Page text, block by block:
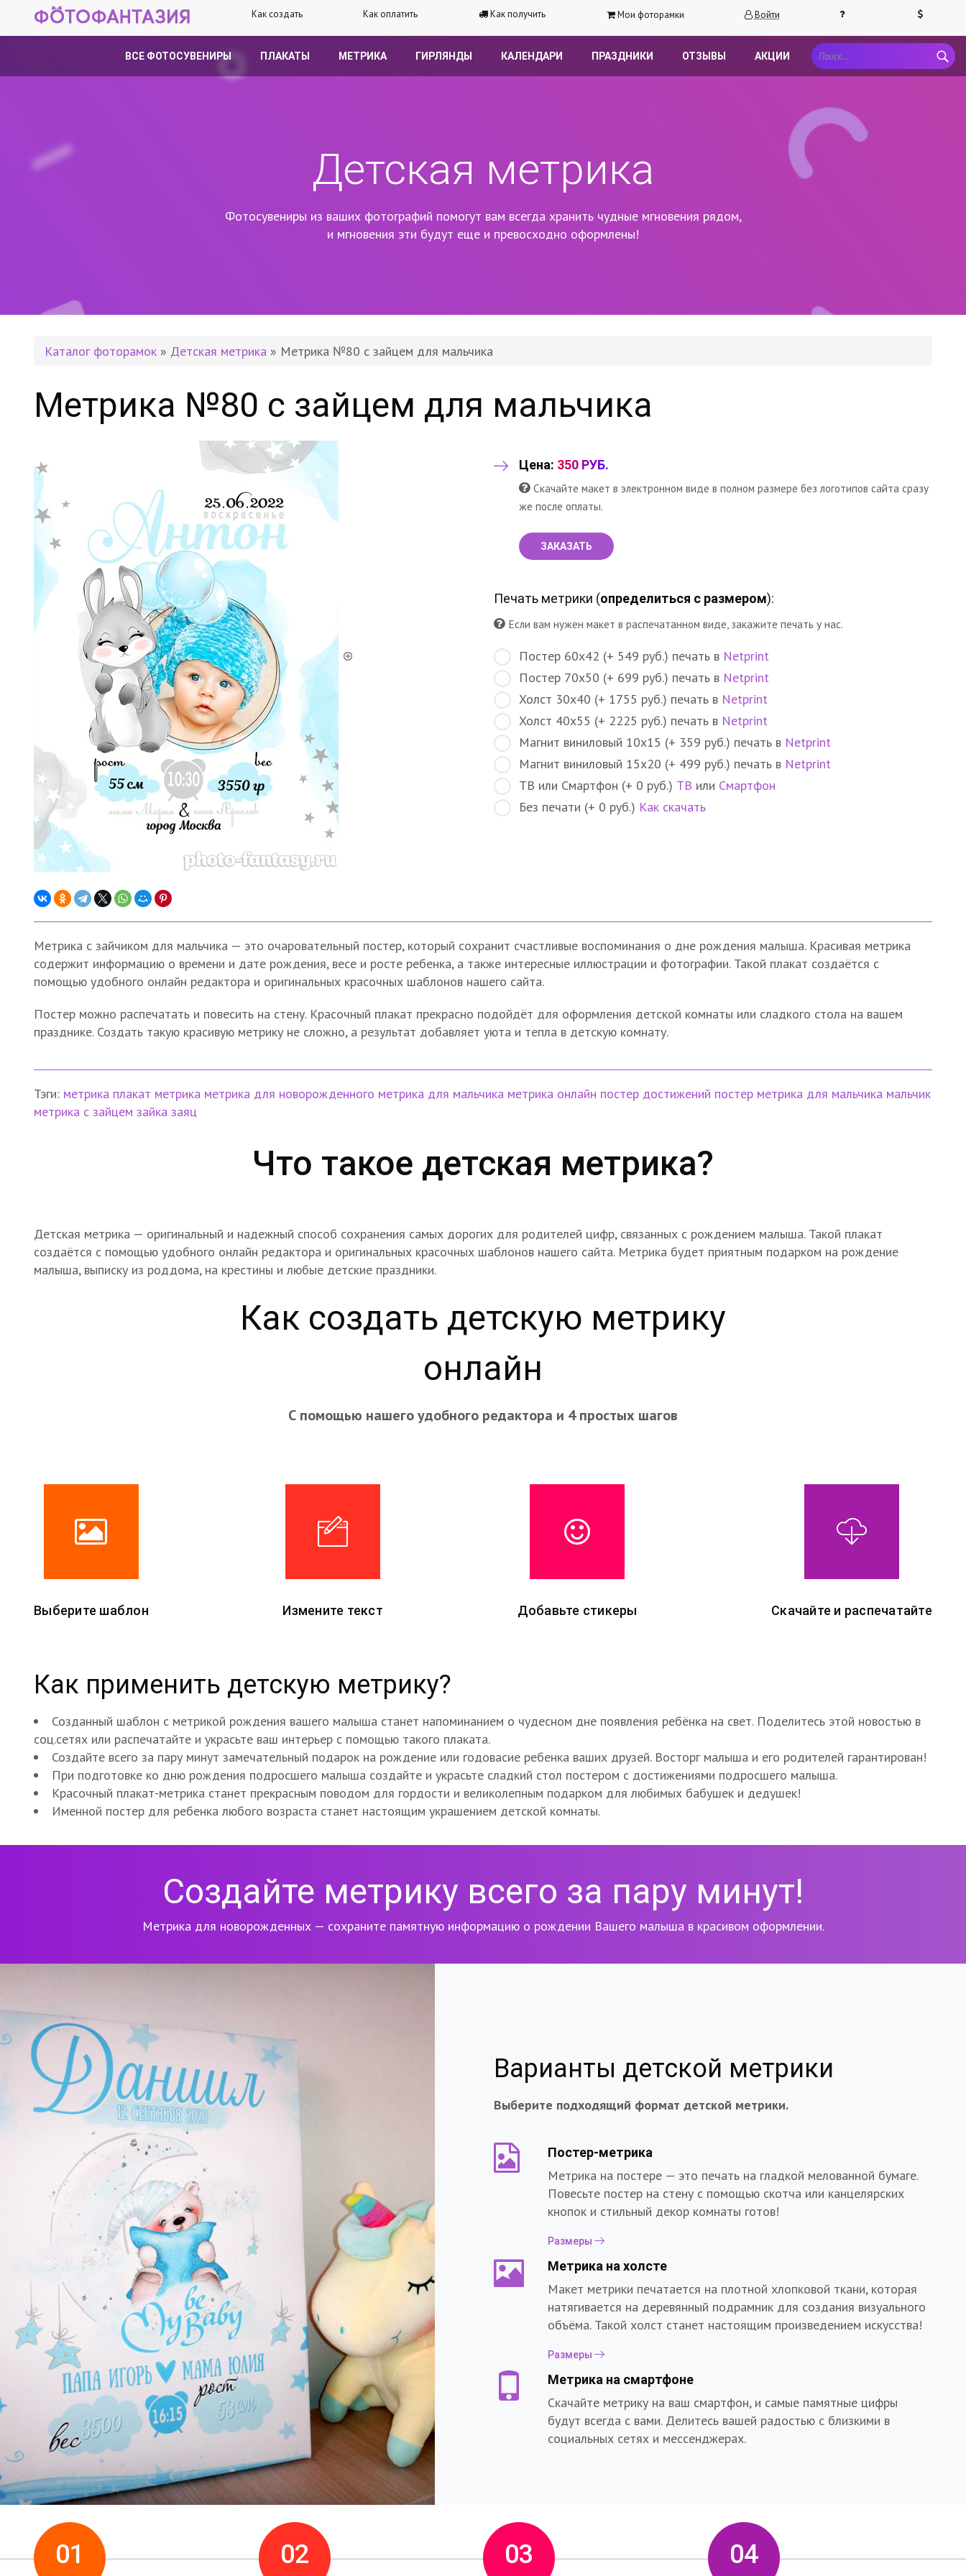
Как создать Как оплатить Как получить Мои фоторамки Войти
ВСЕ ФОТОСУВЕНИРЫ ПЛАКАТЫ МЕТРИКА ГИРЛЯНДЫ КАЛЕНДАРИ ПРАЗДНИКИ ОТЗЫВЫ АКЦИИ
Детская метрика
Фотосувениры из ваших фотографий помогут вам всегда хранить чудные мгновения рядом,
и мгновения эти будут еще и превосходно оформлены!
Каталог фоторамок » Детская метрика » Метрика №80 с зайцем для мальчика
Метрика №80 с зайцем для мальчика
Цена: 350 РУБ.
Скачайте макет в электронном виде в полном размере без логотипов сайта сразу
же после оплаты.
ЗАКАЗАТЬ
Печать метрики (определиться с размером):
Если вам нужен макет в распечатанном виде, закажите печать у нас.
Постер 60х42 (+ 549 руб.) печать в Netprint
Постер 70х50 (+ 699 руб.) печать в Netprint
Холст 30х40 (+ 1755 руб.) печать в Netprint
Холст 40х55 (+ 2225 руб.) печать в Netprint
Магнит виниловый 10х15 (+ 359 руб.) печать в Netprint
Магнит виниловый 15х20 (+ 499 руб.) печать в Netprint
ТВ или Смартфон (+ 0 руб.) ТВ или Смартфон
Без печати (+ 0 руб.) Как скачать
Метрика с зайчиком для мальчика — это очаровательный постер, который сохранит счастливые воспоминания о дне рождения малыша. Красивая метрика
содержит информацию о времени и дате рождения, весе и росте ребенка, а также интересные иллюстрации и фотографии. Такой плакат создаётся с
помощью удобного онлайн редактора и оригинальных красочных шаблонов нашего сайта.
Постер можно распечатать и повесить на стену. Красочный плакат прекрасно подойдёт для оформления детской комнаты или сладкого стола на вашем
празднике. Создать такую красивую метрику не сложно, а результат добавляет уюта и тепла в детскую комнату.
Тэги: метрика плакат метрика метрика для новорожденного метрика для мальчика метрика онлайн постер достижений постер метрика для мальчика мальчик
метрика с зайцем зайка заяц
Что такое детская метрика?
Детская метрика — оригинальный и надежный способ сохранения самых дорогих для родителей цифр, связанных с рождением малыша. Такой плакат
создаётся с помощью удобного онлайн редактора и оригинальных красочных шаблонов нашего сайта. Метрика будет приятным подарком на рождение
малыша, выписку из роддома, на крестины и любые детские праздники.
Как создать детскую метрику
онлайн
С помощью нашего удобного редактора и 4 простых шагов
Выберите шаблон Измените текст Добавьте стикеры Скачайте и распечатайте
Как применить детскую метрику?
Созданный шаблон с метрикой рождения вашего малыша станет напоминанием о чудесном дне появления ребёнка на свет. Поделитесь этой новостью в
соц.сетях или распечатайте и украсьте ваш интерьер с помощью такого плаката.
Создайте всего за пару минут замечательный подарок на рождение или годовасие ребенка ваших друзей. Восторг малыша и его родителей гарантирован!
При подготовке ко дню рождения подросшего малыша создайте и украсьте сладкий стол постером с достижениями подросшего малыша.
Красочный плакат-метрика станет прекрасным поводом для гордости и великолепным подарком для любимых бабушек и дедушек!
Именной постер для ребенка любого возраста станет настоящим украшением детской комнаты.
Создайте метрику всего за пару минут!
Метрика для новорожденных — сохраните памятную информацию о рождении Вашего малыша в красивом оформлении.
Варианты детской метрики
Выберите подходящий формат детской метрики.
Постер-метрика
Метрика на постере — это печать на гладкой мелованной бумаге.
Повесьте постер на стену с помощью скотча или канцелярских
кнопок и стильный декор комнаты готов!
Размеры
Метрика на холсте
Макет метрики печатается на плотной хлопковой ткани, которая
натягивается на деревянный подрамник для создания визуального
объёма. Такой холст станет настоящим произведением искусства!
Размеры
Метрика на смартфоне
Скачайте метрику на ваш смартфон, и самые памятные цифры
будут всегда с вами. Делитесь вашей радостью с близкими в
социальных сетях и мессенджерах.
Как создать и получить фоторамку
01 02 03 04